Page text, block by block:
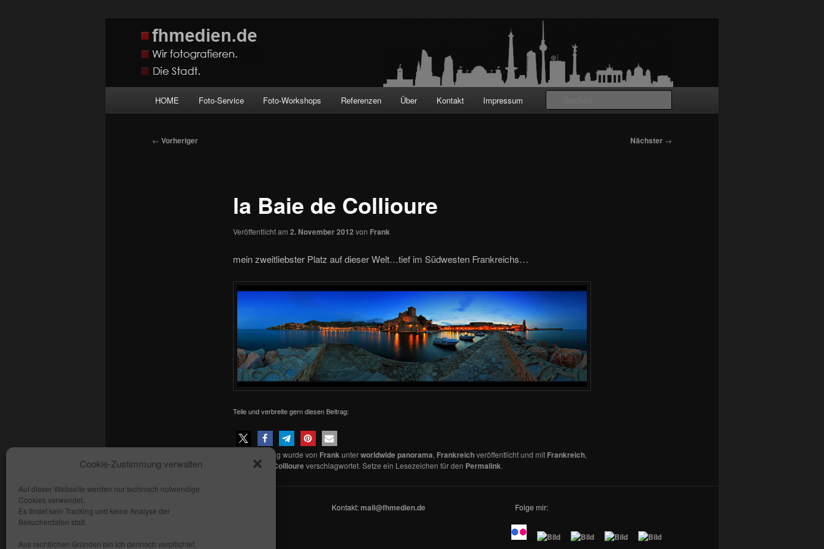
Cookie-Zustimmung verwalten
Auf dieser Webseite werden nur technisch notwendige
Cookies verwendet.
Es findet kein Tracking und keine Analyse der
Besucherdaten statt.
Aus rechtlichen Gründen bin ich dennoch verpflichtet,
fhmedien.de
Wir fotografieren die Hauptstadt!
HOME Foto-Service Foto-Workshops Referenzen Über Kontakt Impressum
Beitragsnavigation
← Vorheriger Nächster →
la Baie de Collioure
Veröffentlicht am 2. November 2012 von Frank
mein zweitliebster Platz auf dieser Welt…tief im Südwesten Frankreichs…
Teile und verbreite gern diesen Beitrag:
Dieser Eintrag wurde von Frankunterworldwide panorama, Frankreichveröffentlicht und mit Frankreich,
Panorama Collioureverschlagwortet. Setze ein Lesezeichen für den Permalink.
Copyright: fhmedien.de 2012 - 2026
Kontakt
Kontakt:mail@fhmedien.de Folge mir:
_ _ _ _ _ _ _ _